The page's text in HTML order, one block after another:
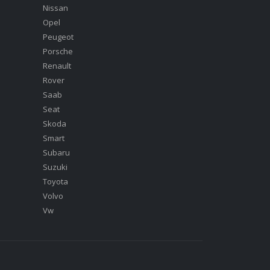
Nissan
Opel
Peugeot
Porsche
Renault
Rover
Saab
Seat
Skoda
Smart
Subaru
Suzuki
Toyota
Volvo
Vw